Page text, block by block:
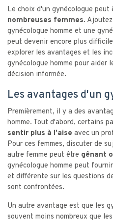
Le choix d'un gynécologue peut
nombreuses femmes.
gynécologue homme et une
peut devenir encore plus
explorer les avantages et les
gynécologue homme pour aider
décision informée.
Les avantages d'un
Premièrement, il y a des
homme. Tout d'abord, certains
sentir plus à l'aise avec un
Pour ces femmes, discuter de
autre femme peut être gênant
gynécologue homme peut
et différente sur les questions
sont confrontées.
Un autre avantage est que les
souvent moins nombreux que